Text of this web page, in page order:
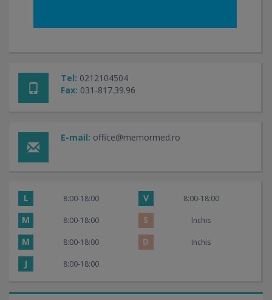
Tel: 0212104504
Fax: 031-817.39.96
E-mail: office@memormed.ro
L 8:00-18:00 V 8:00-18:00
M 8:00-18:00 S Inchis
M 8:00-18:00 D Inchis
J 8:00-18:00